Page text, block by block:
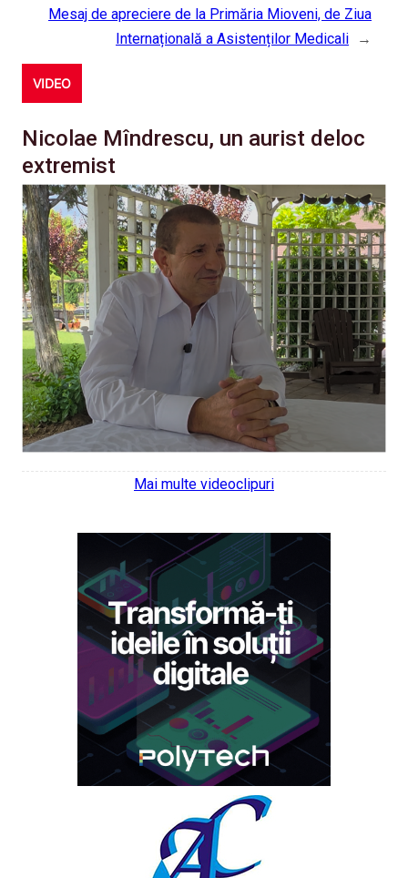
Mesaj de apreciere de la Primăria Mioveni, de Ziua
Internațională a Asistenților Medicali
→
VIDEO
Nicolae Mîndrescu, un aurist deloc
extremist
Mai multe videoclipuri